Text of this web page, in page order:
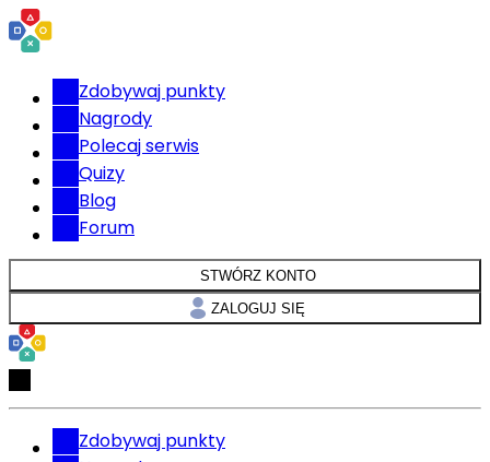
Zdobywaj punkty
Nagrody
Polecaj serwis
Quizy
Blog
Forum
STWÓRZ KONTO
ZALOGUJ SIĘ
Zdobywaj punkty